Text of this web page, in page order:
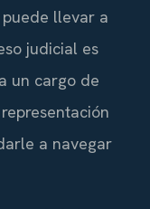
llevar a
judicial es
un cargo de
a navegar